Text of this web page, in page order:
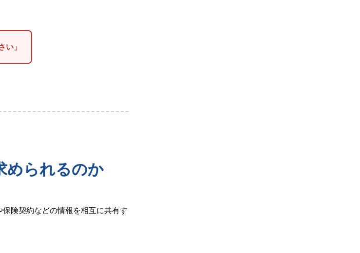
い」
められるのか
険契約などの情報を相互に共有す